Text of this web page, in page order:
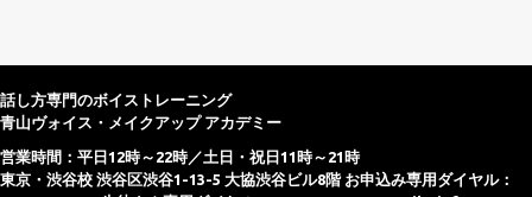
話し方専門のボイストレーニング
青山ヴォイス・メイクアップ アカデミー
営業時間：平日12時～22時／土日・祝日11時～21時
東京・渋谷校 渋谷区渋谷1-13-5 大協渋谷ビル8階 お申込み専用ダイヤル：